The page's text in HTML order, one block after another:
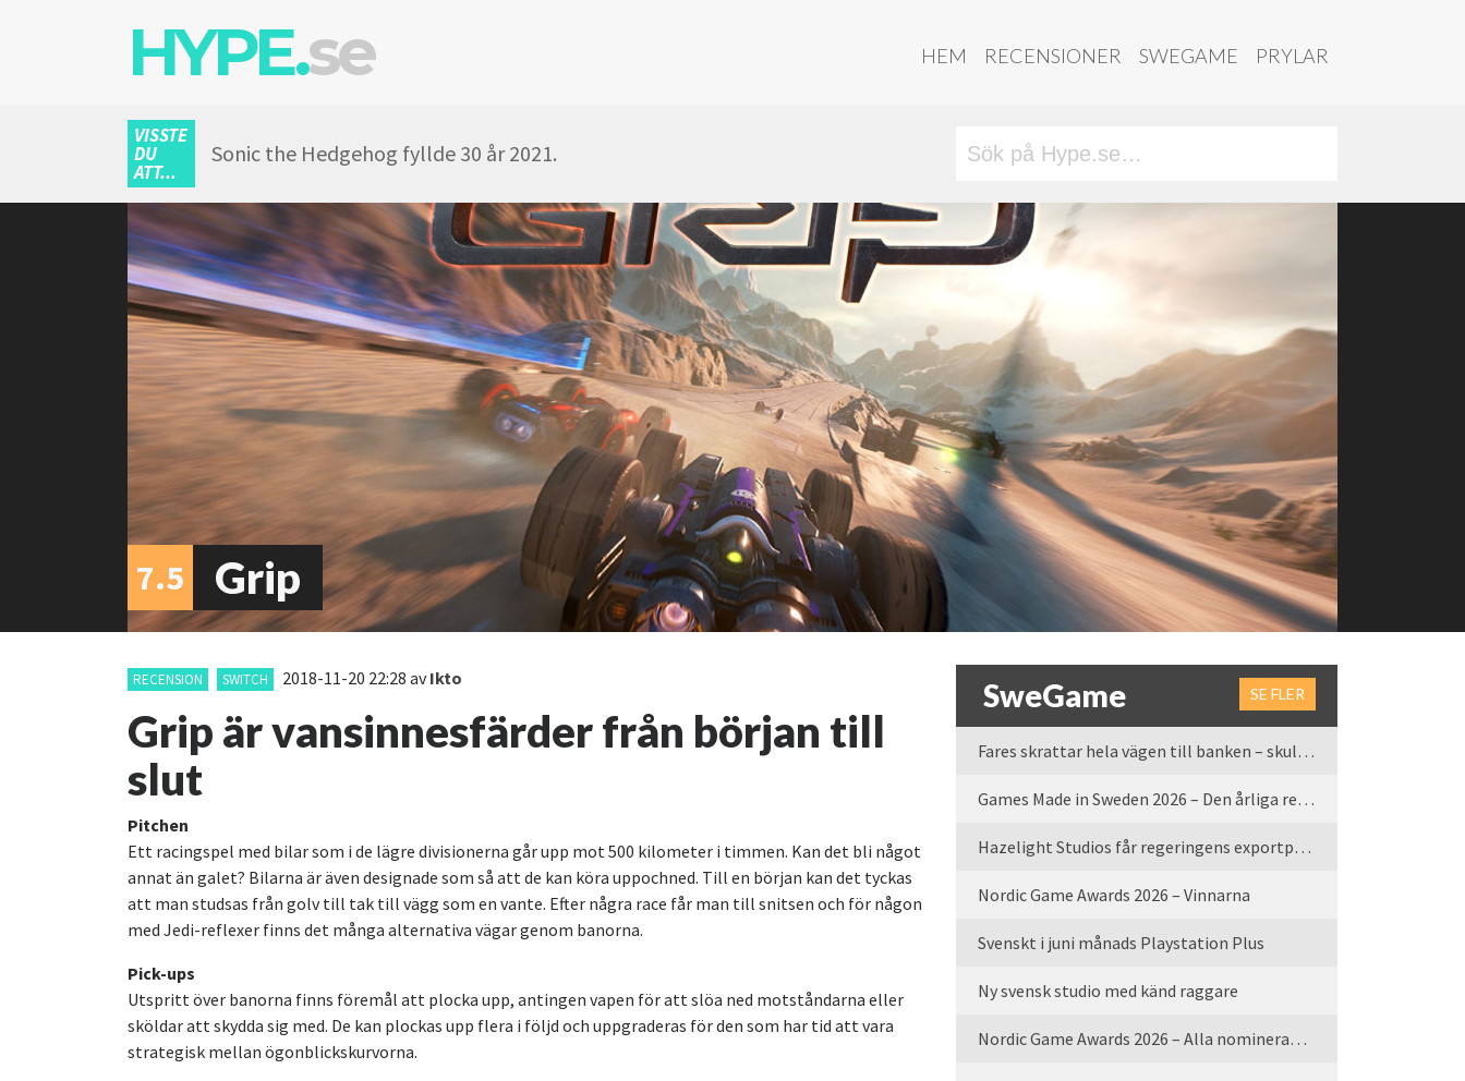
HYPE.se HEM RECENSIONER SWEGAME PRYLAR
VISSTE
DU
ATT...
Sonic the Hedgehog fyllde 30 år 2021.
7.5 Grip
RECENSION SWITCH 2018-11-20 22:28 avIkto
Grip är vansinnesfärder från början till
slut
Pitchen
Ett racingspel med bilar som i de lägre divisionerna går upp mot 500 kilometer i timmen. Kan det bli något
annat än galet? Bilarna är även designade som så att de kan köra uppochned. Till en början kan det tyckas
att man studsas från golv till tak till vägg som en vante. Efter några race får man till snitsen och för någon
med Jedi-reflexer finns det många alternativa vägar genom banorna.
Pick-ups
Utspritt över banorna finns föremål att plocka upp, antingen vapen för att slöa ned motståndarna eller
sköldar att skydda sig med. De kan plockas upp flera i följd och uppgraderas för den som har tid att vara
strategisk mellan ögonblickskurvorna.
SweGame SE FLER
Fares skrattar hela vägen till banken – skulle vi tro
Games Made in Sweden 2026 – Den årliga rean är tillbaka
Hazelight Studios får regeringens exportpris 2025
Nordic Game Awards 2026 – Vinnarna
Svenskt i juni månads Playstation Plus
Ny svensk studio med känd raggare
Nordic Game Awards 2026 – Alla nominerade spel